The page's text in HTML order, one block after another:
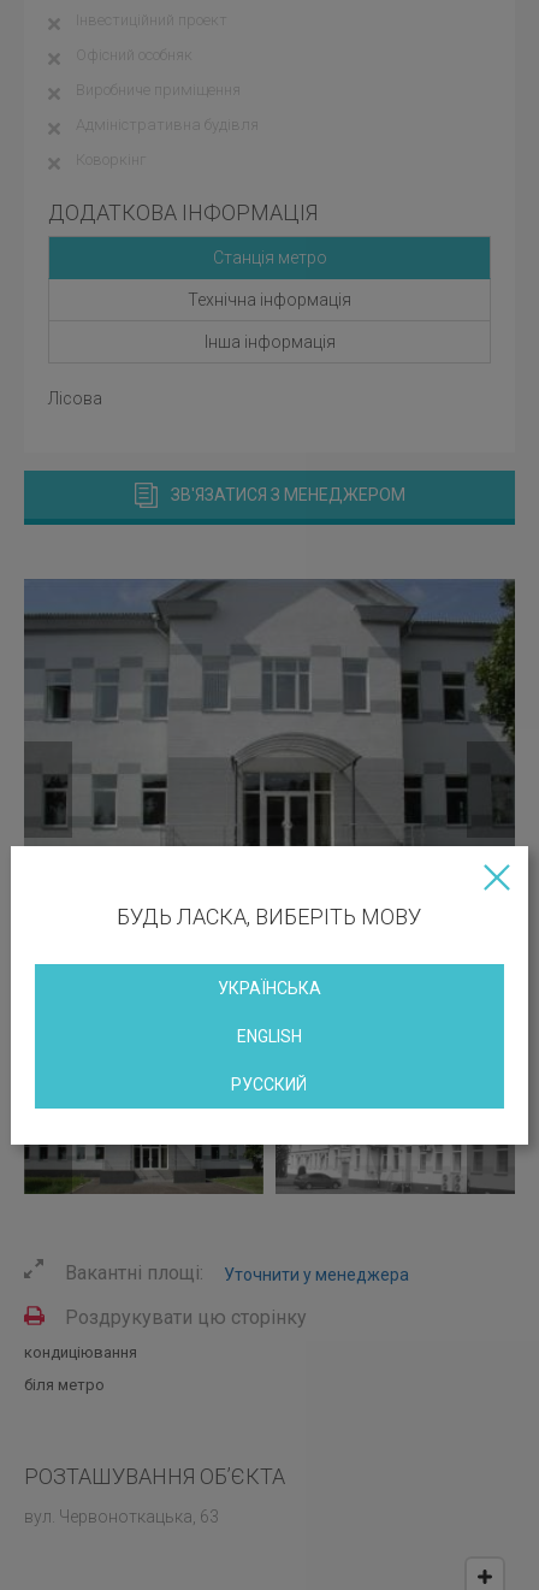
Інвестиційний проект
Офісний особняк
Виробниче приміщення
Адміністративна будівля
Коворкінг
ДОДАТКОВА ІНФОРМАЦІЯ
Станція метро
Технічна інформація
Інша інформація
Лісова
ЗВ'ЯЗАТИСЯ З МЕНЕДЖЕРОМ
Вакантні площі: Уточнити у менеджера
Роздрукувати цю сторінку
кондиціювання
біля метро
РОЗТАШУВАННЯ ОБ’ЄКТА
вул. Червоноткацька, 63
БУДЬ ЛАСКА, ВИБЕРІТЬ МОВУ
УКРАЇНСЬКА
ENGLISH
РУССКИЙ